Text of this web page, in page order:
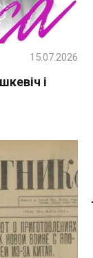
і
15.07.2026